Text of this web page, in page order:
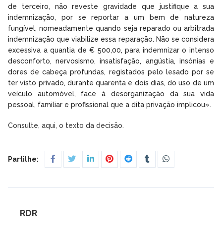
de terceiro, não reveste gravidade que justifique a sua
indemnização, por se reportar a um bem de natureza
fungível, nomeadamente quando seja reparado ou arbitrada
indemnização que viabilize essa reparação. Não se considera
excessiva a quantia de € 500,00, para indemnizar o intenso
desconforto, nervosismo, insatisfação, angústia, insónias e
dores de cabeça profundas, registados pelo lesado por se
ter visto privado, durante quarenta e dois dias, do uso de um
veículo automóvel, face à desorganização da sua vida
pessoal, familiar e profissional que a dita privação implicou».
Consulte, aqui, o texto da decisão.
Partilhe:
RDR